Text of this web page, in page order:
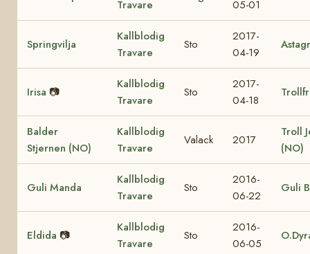
Travare 05-01
Springvilja
Kallblodig
Travare
Sto
2017-
04-19
Irisa 📷
Kallblodig
Travare
Sto
2017-
04-18
Balder
Stjernen (NO)
Kallblodig
Travare
Valack 2017
Troll
(NO)
Guli Manda
Kallblodig
Travare
Sto
2016-
06-22
Guli
Eldida 📷
Kallblodig
Travare
Sto
2016-
06-05